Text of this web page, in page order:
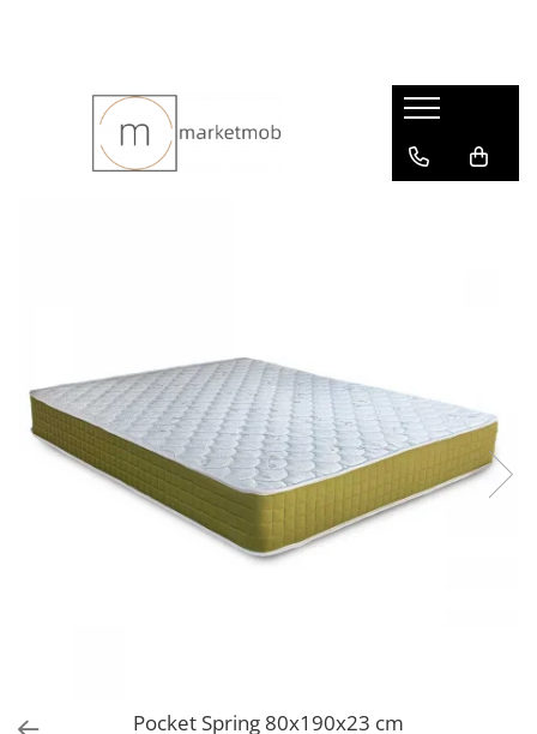
Pocket Spring 80x190x23 cm